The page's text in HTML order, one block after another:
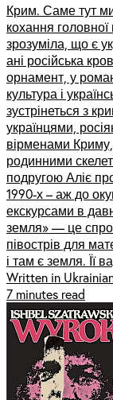
Крим. Саме тут
кохання
зрозуміла, що є
ані російська
орнамент, у
культура і
зустрінеться з
українцями,
вірменами
родинними
подругою Аліє
1990-х – аж до
екскурсами в
земля» — це
півострів для
і там є земля. Її
Written in
7 minutes read